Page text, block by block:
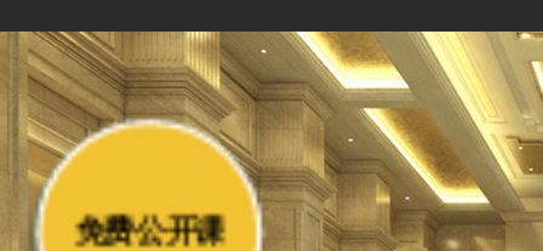
👇课件下载链接
https://pan.baidu.com/s/12axXeYJGi3I0eCNQvFAOeQ?pwd=vbim
👇课件
https://
免费公开课